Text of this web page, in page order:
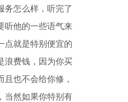
务怎么样，听完了
听他的一些语气来
点就是特别便宜的
浪费钱，因为你买
且也不会给你修，
当然如果你特别有